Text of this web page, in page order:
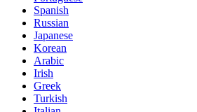
Spanish
Russian
Japanese
Korean
Arabic
Irish
Greek
Turkish